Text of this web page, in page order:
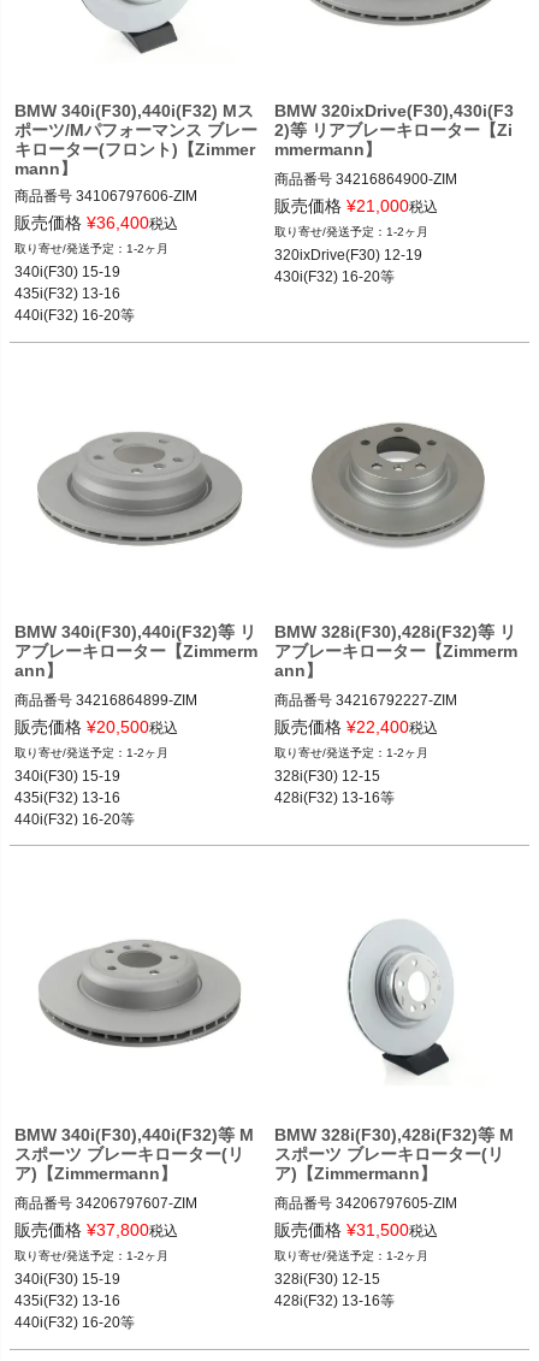
BMW 340i(F30),440i(F32) Mス
ポーツ/Mパフォーマンス ブレー
キローター(フロント)【Zimmer
mann】
商品番号 34106797606-ZIM
34106797606-ZIM
12BMR"34106797606.ZIM"
販売価格 ¥36,400税込
1-2ヶ月
340i(F30) 15-19
435i(F32) 13-16
440i(F32) 16-20等
BMW 320ixDrive(F30),430i(F3
2)等 リアブレーキローター【Zi
mmermann】
商品番号 34216864900-ZIM
34216864900-ZIM
12BMR"34216864900.ZIM"
販売価格 ¥21,000税込
1-2ヶ月
320ixDrive(F30) 12-19
430i(F32) 16-20等
BMW 340i(F30),440i(F32)等 リ
アブレーキローター【Zimmerm
ann】
商品番号 34216864899-ZIM
34216864899-ZIM
12BMR"34216864899.ZIM"
販売価格 ¥20,500税込
1-2ヶ月
340i(F30) 15-19
435i(F32) 13-16
440i(F32) 16-20等
BMW 328i(F30),428i(F32)等 リ
アブレーキローター【Zimmerm
ann】
商品番号 34216792227-ZIM
34216792227-ZIM
12BMR"34216792227.ZIM"
販売価格 ¥22,400税込
1-2ヶ月
328i(F30) 12-15
428i(F32) 13-16等
BMW 340i(F30),440i(F32)等 M
スポーツ ブレーキローター(リ
ア)【Zimmermann】
商品番号 34206797607-ZIM
34206797607-ZIM
12BMR"34206797607.ZIM"
販売価格 ¥37,800税込
1-2ヶ月
340i(F30) 15-19
435i(F32) 13-16
440i(F32) 16-20等
BMW 328i(F30),428i(F32)等 M
スポーツ ブレーキローター(リ
ア)【Zimmermann】
商品番号 34206797605-ZIM
34206797605-ZIM
12BMR"34206797605.ZIM"
販売価格 ¥31,500税込
1-2ヶ月
328i(F30) 12-15
428i(F32) 13-16等